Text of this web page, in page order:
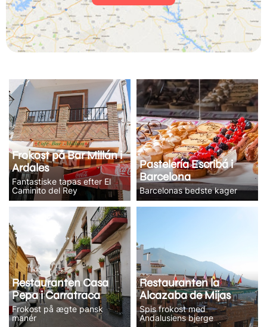
Frokost på Bar Millán i
Ardales
Fantastiske tapas efter El
Caminito del Rey
Pastelería Escribá i
Barcelona
Barcelonas bedste kager
Restauranten Casa
Pepa i Carratraca
Frokost på ægte pansk
manér
Restauranten la
Alcazaba de Mijas
Spis frokost med
Andalusiens bjerge